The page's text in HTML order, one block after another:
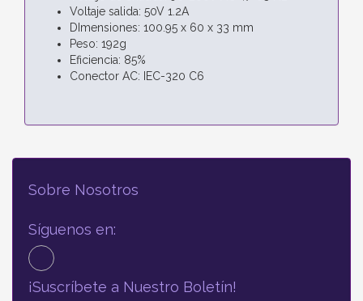
Voltaje salida: 50V 1.2A
DImensiones: 100.95 x 60 x 33 mm
Peso: 192g
Eficiencia: 85%
Conector AC: IEC-320 C6
Sobre Nosotros
Síguenos en:
¡Suscríbete a Nuestro Boletín!